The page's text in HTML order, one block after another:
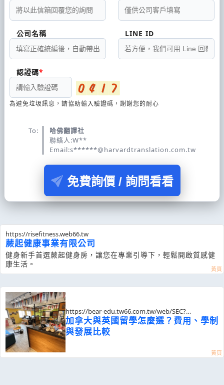
公司名稱 LINE ID
認證碼
為避免垃圾訊息，請協助輸入驗證碼，謝謝您的耐心
To:
哈佛翻譯社
聯絡人:W**
Email:s******@harvardtranslation.com.tw
免費詢價 / 詢問看看
https://risefitness.web66.tw
蕨起健康事業有限公司
健身新手首選蕨起健身房，讓您在專業引導下，輕鬆開啟質感健
康生活。
https://bear-edu.tw66.com.tw/web/SEC?
postId=1355219
加拿大與英國留學怎麼選？費用、學制
與發展比較